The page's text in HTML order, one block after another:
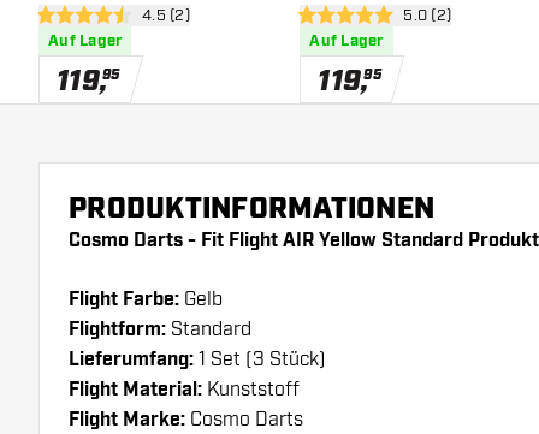
Point 90% - Dartpfeile
Bewertungsbereich öffnen
4.5 Bewertungssterne
4.5 (2)
Auf Lager
119,95
Softdarts
5 Bewertungssterne
5.0 (2)
Auf Lager
119,95
PRODUKTINFORMATIONEN
Cosmo Darts - Fit Flight AIR Yellow Standard
Flight Farbe: Gelb
Flightform: Standard
Lieferumfang: 1 Set (3 Stück)
Flight Material: Kunststoff
Flight Marke: Cosmo Darts